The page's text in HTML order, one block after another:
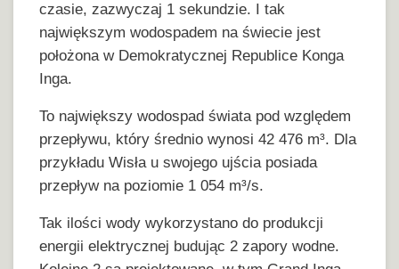
czasie, zazwyczaj 1 sekundzie. I tak
największym wodospadem na świecie jest
położona w Demokratycznej Republice Konga
Inga.
To największy wodospad świata pod względem
przepływu, który średnio wynosi 42 476 m³. Dla
przykładu Wisła u swojego ujścia posiada
przepływ na poziomie 1 054 m³/s.
Tak ilości wody wykorzystano do produkcji
energii elektrycznej budując 2 zapory wodne.